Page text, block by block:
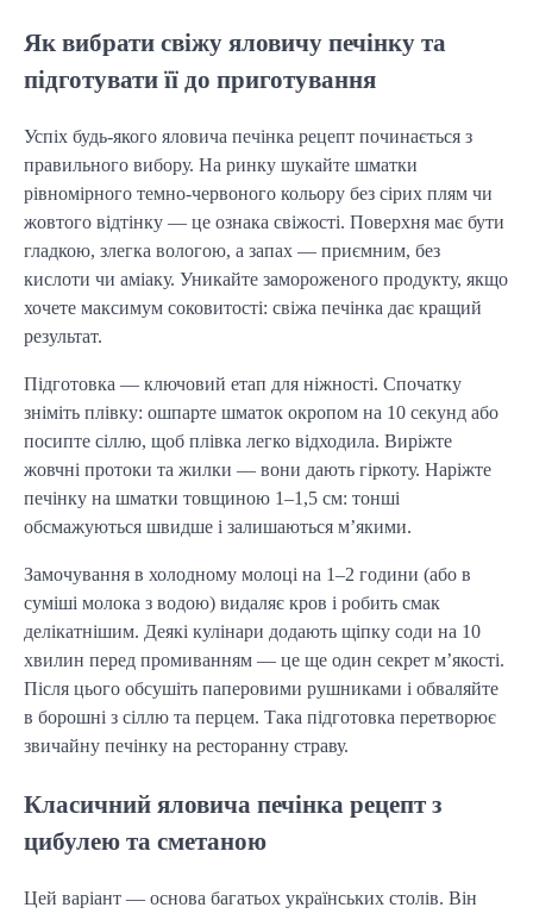
Як вибрати свіжу яловичу печінку та
підготувати її до приготування
Успіх будь-якого яловича печінка рецепт починається з
правильного вибору. На ринку шукайте шматки
рівномірного темно-червоного кольору без сірих плям чи
жовтого відтінку — це ознака свіжості. Поверхня має бути
гладкою, злегка вологою, а запах — приємним, без
кислоти чи аміаку. Уникайте замороженого продукту, якщо
хочете максимум соковитості: свіжа печінка дає кращий
результат.
Підготовка — ключовий етап для ніжності. Спочатку
зніміть плівку: ошпарте шматок окропом на 10 секунд або
посипте сіллю, щоб плівка легко відходила. Виріжте
жовчні протоки та жилки — вони дають гіркоту. Наріжте
печінку на шматки товщиною 1–1,5 см: тонші
обсмажуються швидше і залишаються м’якими.
Замочування в холодному молоці на 1–2 години (або в
суміші молока з водою) видаляє кров і робить смак
делікатнішим. Деякі кулінари додають щіпку соди на 10
хвилин перед промиванням — це ще один секрет м’якості.
Після цього обсушіть паперовими рушниками і обваляйте
в борошні з сіллю та перцем. Така підготовка перетворює
звичайну печінку на ресторанну страву.
Класичний яловича печінка рецепт з
цибулею та сметаною
Цей варіант — основа багатьох українських столів. Він